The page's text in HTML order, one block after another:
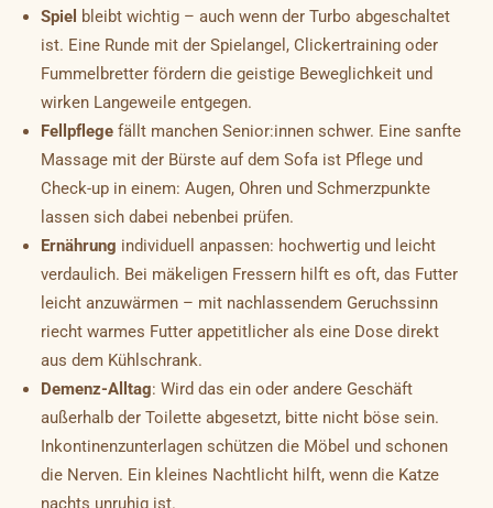
Spiel bleibt wichtig – auch wenn der Turbo abgeschaltet
ist. Eine Runde mit der Spielangel, Clickertraining oder
Fummelbretter fördern die geistige Beweglichkeit und
wirken Langeweile entgegen.
Fellpflege fällt manchen Senior:innen schwer. Eine sanfte
Massage mit der Bürste auf dem Sofa ist Pflege und
Check-up in einem: Augen, Ohren und Schmerzpunkte
lassen sich dabei nebenbei prüfen.
Ernährung individuell anpassen: hochwertig und leicht
verdaulich. Bei mäkeligen Fressern hilft es oft, das Futter
leicht anzuwärmen – mit nachlassendem Geruchssinn
riecht warmes Futter appetitlicher als eine Dose direkt
aus dem Kühlschrank.
Demenz-Alltag: Wird das ein oder andere Geschäft
außerhalb der Toilette abgesetzt, bitte nicht böse sein.
Inkontinenzunterlagen schützen die Möbel und schonen
die Nerven. Ein kleines Nachtlicht hilft, wenn die Katze
nachts unruhig ist.